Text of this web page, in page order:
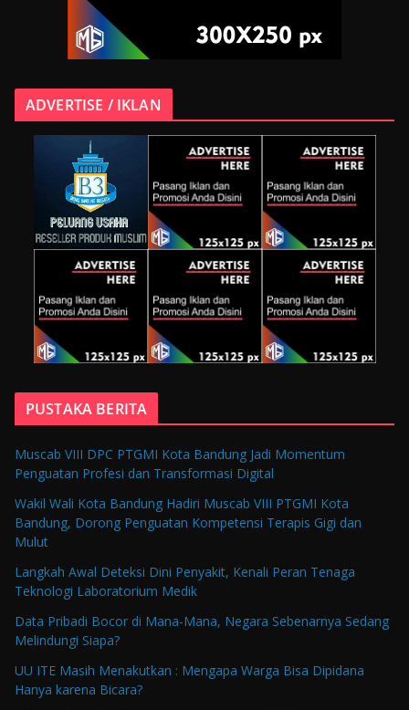
ADVERTISE / IKLAN
PUSTAKA BERITA
Muscab VIII DPC PTGMI Kota Bandung Jadi Momentum
Penguatan Profesi dan Transformasi Digital
Wakil Wali Kota Bandung Hadiri Muscab VIII PTGMI Kota
Bandung, Dorong Penguatan Kompetensi Terapis Gigi dan
Mulut
Langkah Awal Deteksi Dini Penyakit, Kenali Peran Tenaga
Teknologi Laboratorium Medik
Data Pribadi Bocor di Mana-Mana, Negara Sebenarnya Sedang
Melindungi Siapa?
UU ITE Masih Menakutkan : Mengapa Warga Bisa Dipidana
Hanya karena Bicara?